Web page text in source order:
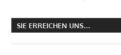
SIE ERREICHEN UNS…